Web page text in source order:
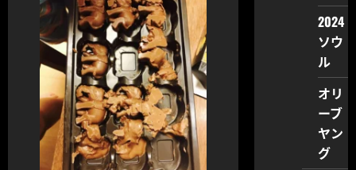
2024
ソウ
ル
オリ
ーブ
ヤン
グ